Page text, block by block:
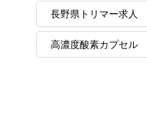
長野県トリマー求人
高濃度酸素カプセル